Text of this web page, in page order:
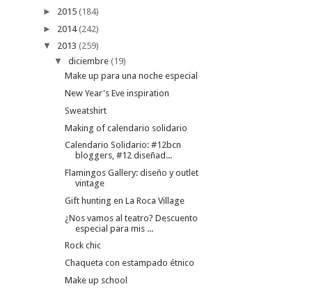
► 2015 (184)
► 2014(242)
▼ 2013 (259)
▼ diciembre (19)
Make up para una noche especial
New Year's Eve inspiration
Sweatshirt
Making of calendario solidario
Calendario Solidario: #12bcn
bloggers, #12 diseñad...
Flamingos Gallery: diseño y outlet
vintage
Gift hunting en La Roca Village
¿Nos vamos al teatro? Descuento
especial para mis ...
Rock chic
Chaqueta con estampado étnico
Make up school